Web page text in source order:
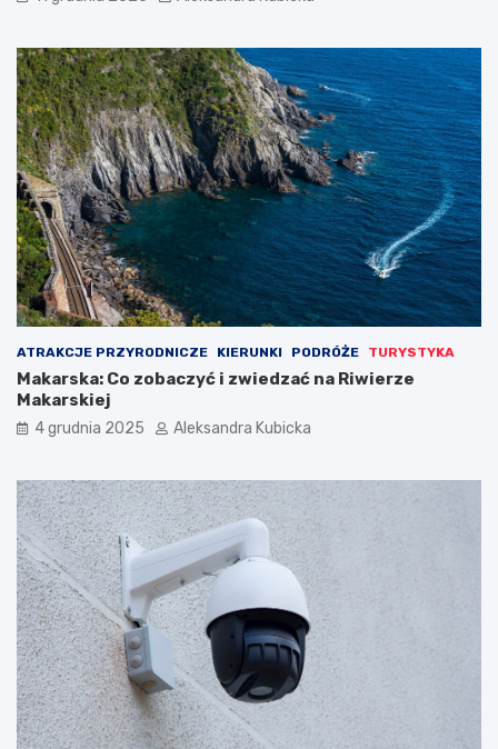
ATRAKCJE PRZYRODNICZE KIERUNKI PODRÓŻE TURYSTYKA
Makarska: Co zobaczyć i zwiedzać na Riwierze
Makarskiej
4 grudnia 2025 Aleksandra Kubicka